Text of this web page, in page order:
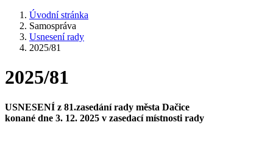
Úvodní stránka
Samospráva
Usnesení rady
2025/81
2025/81
USNESENÍ z 81.zasedání rady města Dačice
konané dne 3. 12. 2025 v zasedací místnosti rady